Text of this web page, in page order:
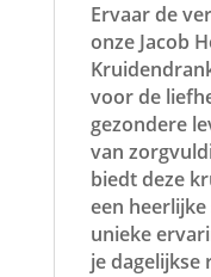
Ervaar de
onze Jacob
voor de
gezondere
van
biedt deze
een
unieke
je dagelijkse